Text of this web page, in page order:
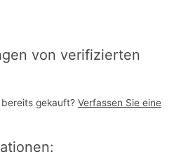
von verifizierten
gekauft? Verfassen Sie eine